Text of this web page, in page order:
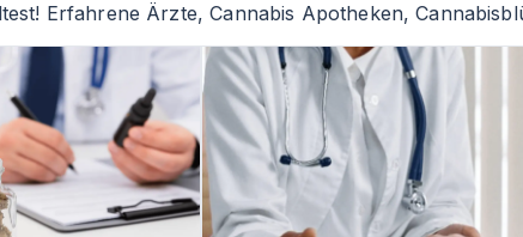
Erfahrene Ärzte, Cannabis Apotheken,